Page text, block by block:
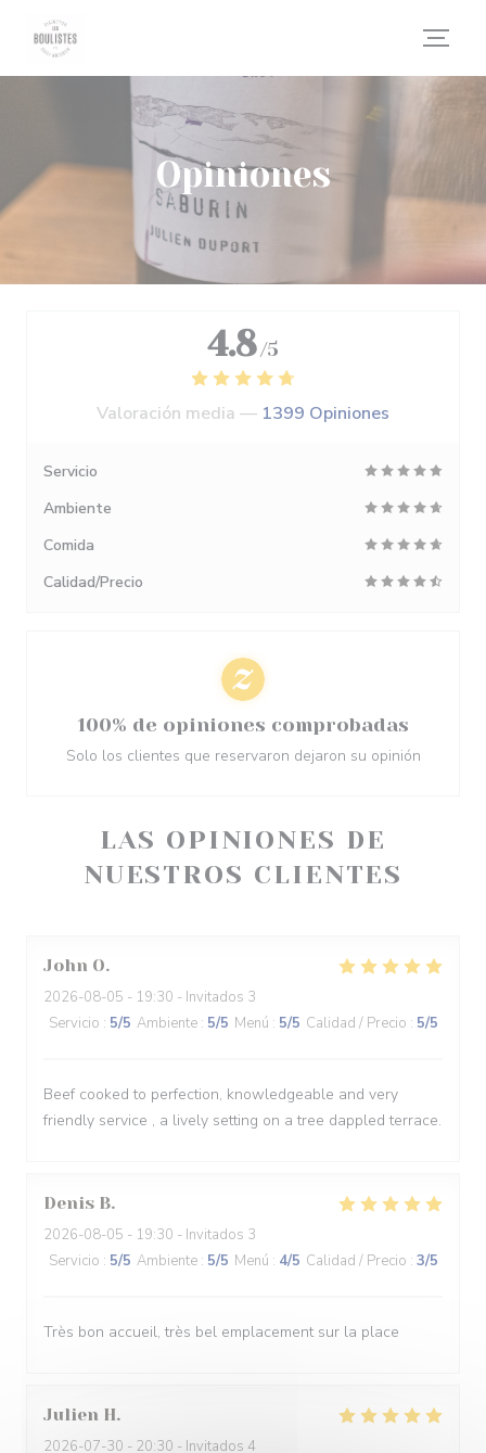
Opiniones
LAS OPINIONES DE
NUESTROS CLIENTES
John O
2026-08-05 - 19:30 - Invitados 3
Servicio : 5/5 Ambiente : 5/5 Menú : 5/5 Calidad / Precio : 5/5
Beef cooked to perfection, knowledgeable and very
friendly service , a lively setting on a tree dappled terrace.
Denis B
2026-08-05 - 19:30 - Invitados 3
Servicio : 5/5 Ambiente : 5/5 Menú : 4/5 Calidad / Precio : 3/5
Très bon accueil, très bel emplacement sur la place
Julien H
2026-07-30 - 20:30 - Invitados 4
4.8 /5
Valoración media — 1399 Opiniones
Servicio
Ambiente
Comida
Calidad/Precio
100% de opiniones comprobadas
Solo los clientes que reservaron dejaron su opinión